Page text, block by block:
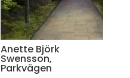
Anette Björk
Swensson,
Parkvägen